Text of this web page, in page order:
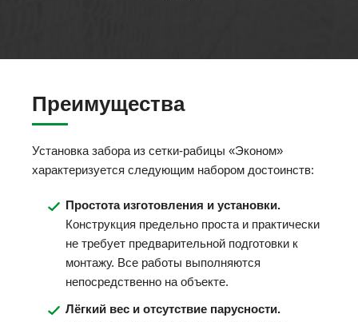
Преимущества
Установка забора из сетки-рабицы «Эконом»
характеризуется следующим набором достоинств:
Простота изготовления и установки.
Конструкция предельно проста и практически
не требует предварительной подготовки к
монтажу. Все работы выполняются
непосредственно на объекте.
Лёгкий вес и отсутствие парусности.